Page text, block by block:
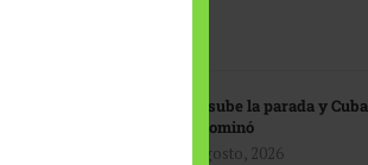
EU sube la parada y
el dominó
3 agosto, 2026